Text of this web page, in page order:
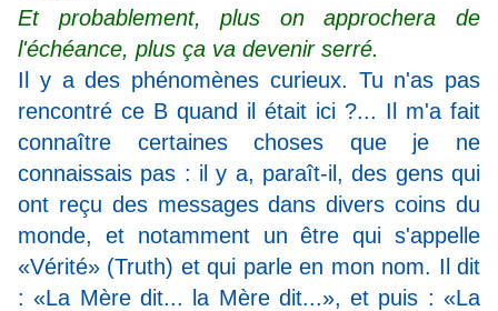
Et probablement, plus on approchera de
l'échéance, plus ça va devenir serré.
Il y a des phénomènes curieux. Tu n'as pas
rencontré ce B quand il était ici ?... Il m'a fait
connaître certaines choses que je ne
connaissais pas : il y a, paraît-il, des gens qui
ont reçu des messages dans divers coins du
monde, et notamment un être qui s'appelle
«Vérité» (Truth) et qui parle en mon nom. Il dit
: «La Mère dit... la Mère dit...», et puis : «La